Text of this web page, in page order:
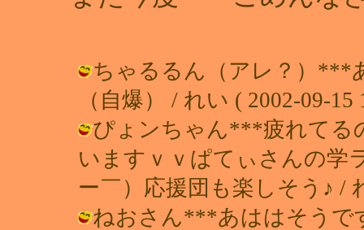
ちゃるるん（アレ？）***
（自爆） / れい ( 2002-09-15
ぴょンちゃん***疲れてる
いますｖｖぱてぃさんの学
ー￣）応援団も楽しそう♪ /
ねおさん***あははそうで